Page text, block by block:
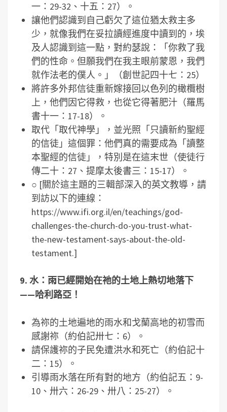
一：29-32、十五：27）。
讓他們認識到自己虧欠了這位猶太救主多
少，就像我們在妥拉讀經進度中讀到的，埃
及人認識到這一點，對約瑟說：「你救了我
們的性命。但願我們在我主眼前蒙恩，我們
就作法老的僕人。」（創世記四十七：25）
將許多外邦信徒重新嫁接回以色列的橄欖樹
上，他們因它得救，也從它得著肥汁（羅馬
書十一：17-18）。
取代「取代神學」，並光照「只讀新約聖經
的信徒」這個罪：他們真的需要成為「讀整
本聖經的信徒」，特別是在這末世（使徒行
傳二十：27、提摩太後書三：15-17）。
○ [關於這主題的三輯部深入的英文教導，請
到訪以下的連線：
https://www.ifi.org.il/en/teachings/god-
challenges-the-church-do-you-trust-what-
the-new-testament-says-about-the-old-
testament.]
9. 水：雨已經開始在祂的土地上熱切地落下
——哈利路亞！
為祢的土地遍地的雨水和戈蘭高地的初雪而
感謝祢（約伯記卅七：6）。
請保護祢的子民免遭洪水和死亡（約伯記十
二：15）。
引導雨水落在所有對的地方（約伯記五：9-
10、卅六：26-29、卅八：25-27）。